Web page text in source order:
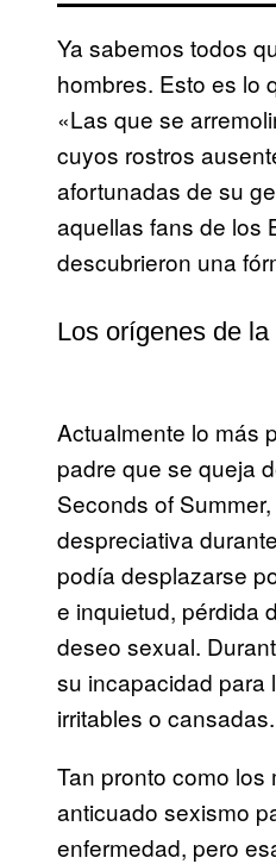
Ya sabemos todos
hombres. Esto es lo
«Las que se
cuyos rostros
afortunadas de su
aquellas fans de los
descubrieron una
Los orígenes de
Actualmente lo más
padre que se queja
Seconds of
despreciativa
podía desplazarse
e inquietud, pérdida
deseo sexual.
su incapacidad para
irritables o cansadas.
Tan pronto como
anticuado sexismo
enfermedad, pero